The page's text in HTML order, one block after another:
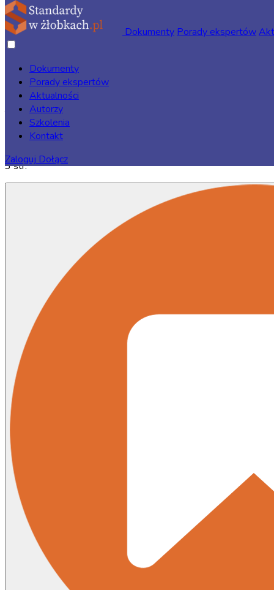
Dokumenty Porady ekspertów
Dokumenty
Porady ekspertów
Aktualności
Autorzy
Szkolenia
Kontakt
Zaloguj Dołącz
Strona główna/Dokumenty
/ Lista kontaktów do jednostek pomocowych interwencyjnych
3 str.